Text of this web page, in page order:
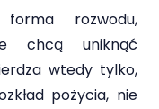
rozwodu,
chcą uniknąć
wtedy tylko,
pożycia, nie